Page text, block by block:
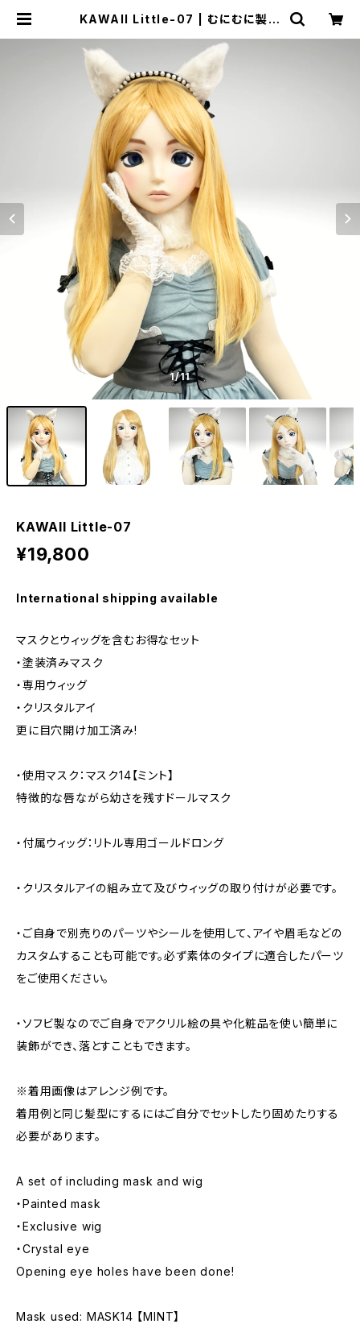
KAWAII Little-07 | むにむに製作
1/11
KAWAII Little-07
¥19,800
International shipping available
マスクとウィッグを含むお得なセット
・塗装済みマスク
・専用ウィッグ
・クリスタルアイ
更に目穴開け加工済み!
・使用マスク：マスク14【ミント】
特徴的な唇ながら幼さを残すドールマスク
・付属ウィッグ：リトル専用ゴールドロング
・クリスタルアイの組み立て及びウィッグの取り付けが必要です。
・ご自身で別売りのパーツやシールを使用して、アイや眉毛などの
カスタムすることも可能です。必ず素体のタイプに適合したパーツ
をご使用ください。
・ソフビ製なのでご自身でアクリル絵の具や化粧品を使い簡単に
装飾ができ、落とすこともできます。
※着用画像はアレンジ例です。
着用例と同じ髪型にするにはご自分でセットしたり固めたりする
必要があります。
A set of including mask and wig
・Painted mask
・Exclusive wig
・Crystal eye
Opening eye holes have been done!
Mask used: MASK14 【MINT】